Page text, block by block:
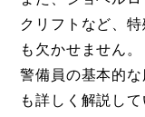
クリフトなど、
も欠かせません。
警備員の基本的
も詳しく解説し